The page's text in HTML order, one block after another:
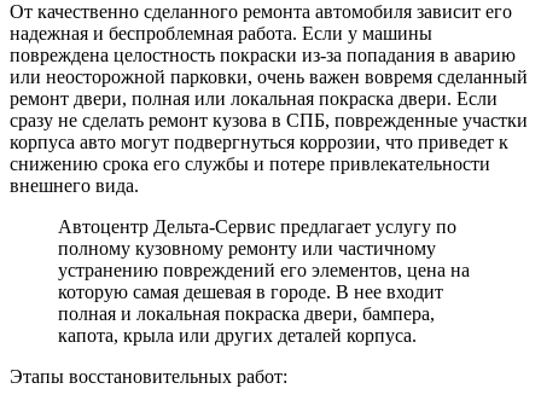
От качественно сделанного ремонта автомобиля зависит его
надежная и беспроблемная работа. Если у машины
повреждена целостность покраски из-за попадания в аварию
или неосторожной парковки, очень важен вовремя сделанный
ремонт двери, полная или локальная покраска двери. Если
сразу не сделать ремонт кузова в СПБ, поврежденные участки
корпуса авто могут подвергнуться коррозии, что приведет к
снижению срока его службы и потере привлекательности
внешнего вида.
Автоцентр Дельта-Сервис предлагает услугу по
полному кузовному ремонту или частичному
устранению повреждений его элементов, цена на
которую самая дешевая в городе. В нее входит
полная и локальная покраска двери, бампера,
капота, крыла или других деталей корпуса.
Этапы восстановительных работ: